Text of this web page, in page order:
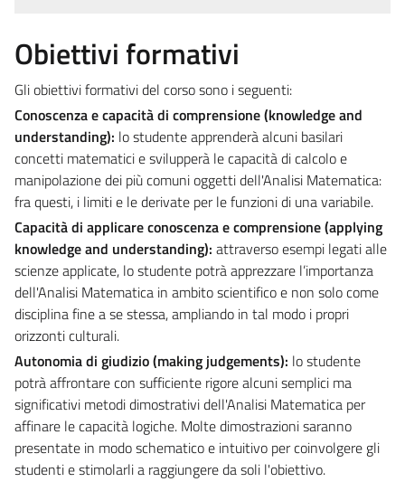
Obiettivi formativi
Gli obiettivi formativi del corso sono i seguenti:
Conoscenza e capacità di comprensione (knowledge and
understanding): lo studente apprenderà alcuni basilari
concetti matematici e svilupperà le capacità di calcolo e
manipolazione dei più comuni oggetti dell'Analisi Matematica:
fra questi, i limiti e le derivate per le funzioni di una variabile.
Capacità di applicare conoscenza e comprensione (applying
knowledge and understanding): attraverso esempi legati alle
scienze applicate, lo studente potrà apprezzare l’importanza
dell'Analisi Matematica in ambito scientifico e non solo come
disciplina fine a se stessa, ampliando in tal modo i propri
orizzonti culturali.
Autonomia di giudizio (making judgements): lo studente
potrà affrontare con sufficiente rigore alcuni semplici ma
significativi metodi dimostrativi dell'Analisi Matematica per
affinare le capacità logiche. Molte dimostrazioni saranno
presentate in modo schematico e intuitivo per coinvolgere gli
studenti e stimolarli a raggiungere da soli l'obiettivo.